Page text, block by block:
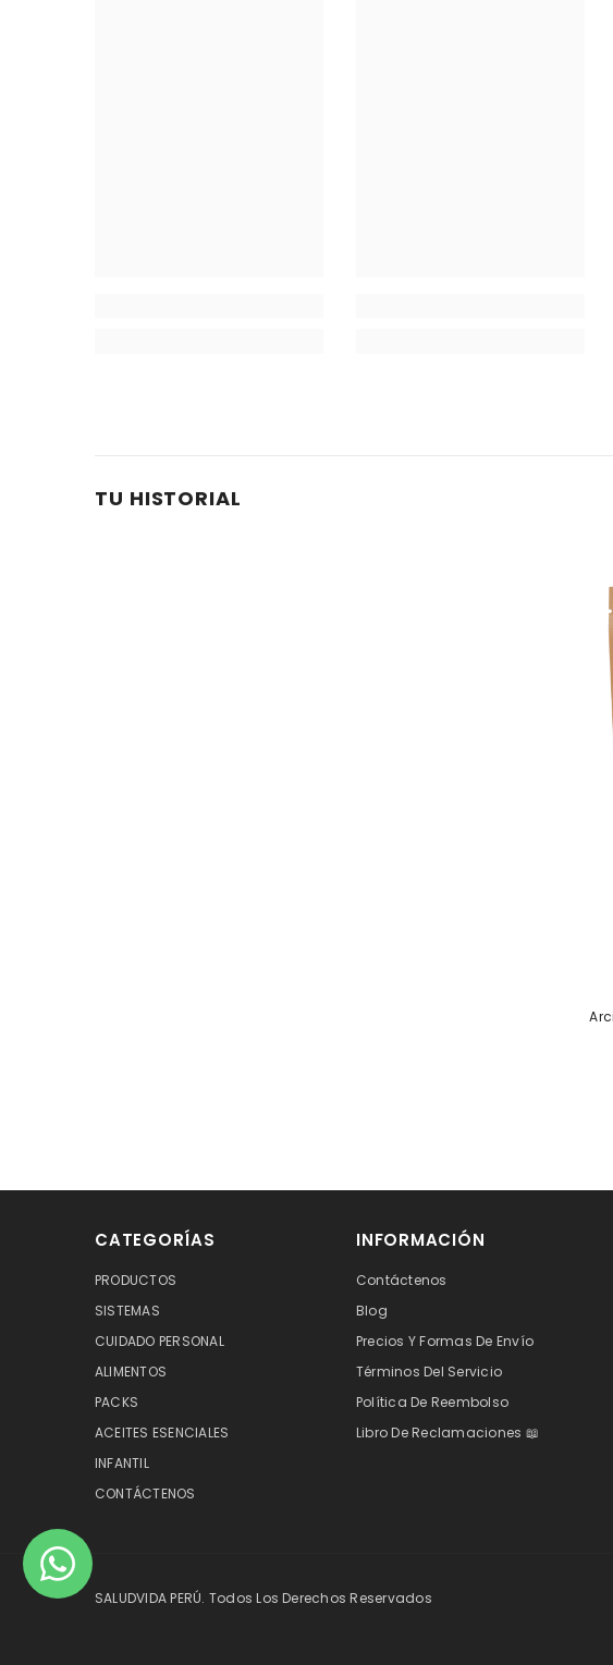
TU HISTORIAL
CATEGORÍAS
PRODUCTOS
SISTEMAS
CUIDADO PERSONAL
ALIMENTOS
PACKS
ACEITES ESENCIALES
INFANTIL
CONTÁCTENOS
INFORMACIÓN
Contáctenos
Blog
Precios Y Formas De Envío
Términos Del Servicio
Política De Reembolso
Libro De Reclamaciones 📖
SALUDVIDA PERÚ. Todos Los Derechos Reservados